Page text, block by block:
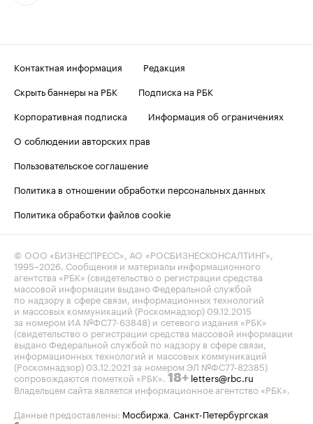
Контактная информация
Редакция
Скрыть баннеры на РБК
Подписка на РБК
Корпоративная подписка
Информация об ограничениях
О соблюдении авторских прав
Пользовательское соглашение
Политика в отношении обработки персональных данных
Политика обработки файлов cookie
© ООО «БИЗНЕСПРЕСС», АО «РОСБИЗНЕСКОНСАЛТИНГ»,
1995–2026 . Сообщения и материалы информационного
агентства «РБК» (свидетельство о регистрации средства
массовой информации выдано Федеральной службой
по надзору в сфере связи, информационных технологий
и массовых коммуникаций (Роскомнадзор) 09.12.2015
за номером ИА №ФС77-63848) и сетевого издания «РБК»
(свидетельство о регистрации средства массовой информации
выдано Федеральной службой по надзору в сфере связи,
информационных технологий и массовых коммуникаций
(Роскомнадзор) 03.12.2021 за номером ЭЛ №ФС77-82385)
сопровождаются пометкой «РБК». 18+ letters@rbc.ru
Владельцем сайта является информационное агентство «РБК».
Данные предоставлены: Мосбиржа Санкт-Петербургская